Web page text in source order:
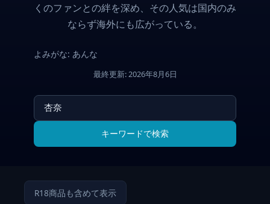
くのファンとの絆を深め、その人気は国内のみ
ならず海外にも広がっている。
よみがな: あんな
最終更新: 2026年8月6日
キーワードで検索
R18商品も含めて表示